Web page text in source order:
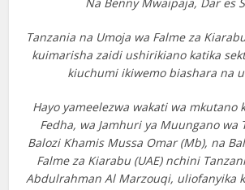
Tanzania na Umoja wa Falme za
kuimarisha zaidi ushirikiano katika
kiuchumi ikiwemo biashara na
Hayo yameelezwa wakati wa mkutano
Fedha, wa Jamhuri ya Muungano wa
Balozi Khamis Mussa Omar (Mb), na
Falme za Kiarabu (UAE) nchini
Abdulrahman Al Marzouqi, uliofanyika